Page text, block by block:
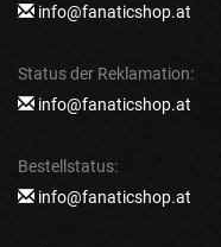
info@fanaticshop.at
Status der Reklamation:
info@fanaticshop.at
Bestellstatus:
info@fanaticshop.at